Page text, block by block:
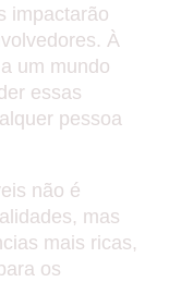
impactarão
À
um mundo
essas
pessoa
não é
mas
mais ricas,
os